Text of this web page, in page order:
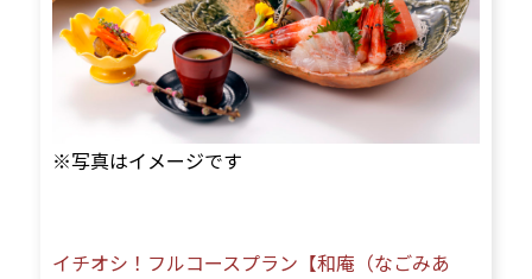
※写真はイメージです
イチオシ！フルコースプラン【和庵（なごみあ